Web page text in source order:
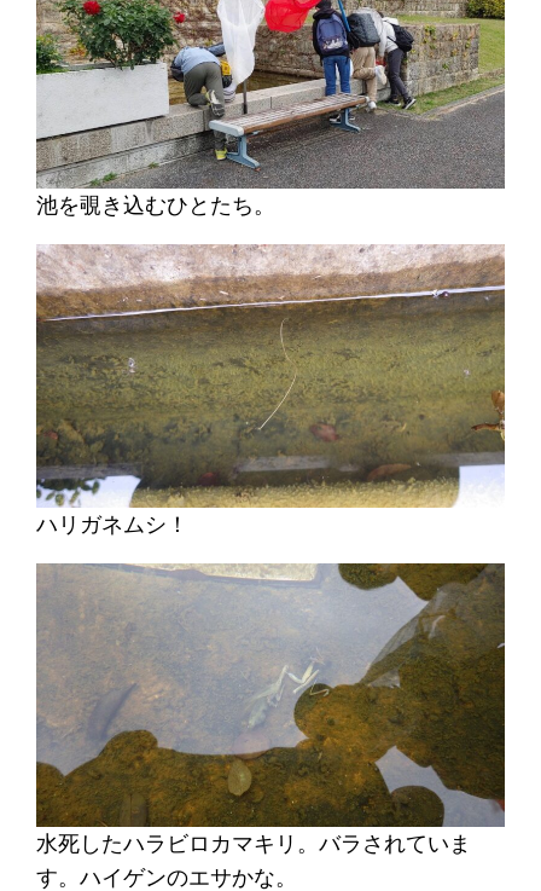
池を覗き込むひとたち。
ハリガネムシ！
水死したハラビロカマキリ。バラされていま
す。ハイゲンのエサかな。